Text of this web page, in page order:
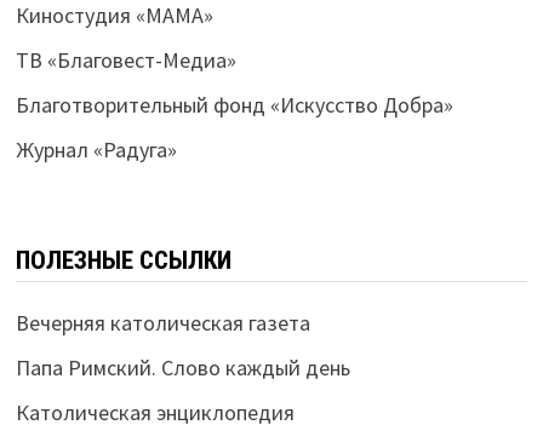
Киностудия «МАМА»
ТВ «Благовест-Медиа»
Благотворительный фонд «Искусство Добра»
Журнал «Радуга»
ПОЛЕЗНЫЕ ССЫЛКИ
Вечерняя католическая газета
Папа Римский. Слово каждый день
Католическая энциклопедия